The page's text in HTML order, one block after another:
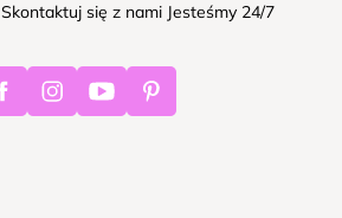
Skontaktuj się z nami Jesteśmy 24/7
FacebookInstagramYoutube Pinterest